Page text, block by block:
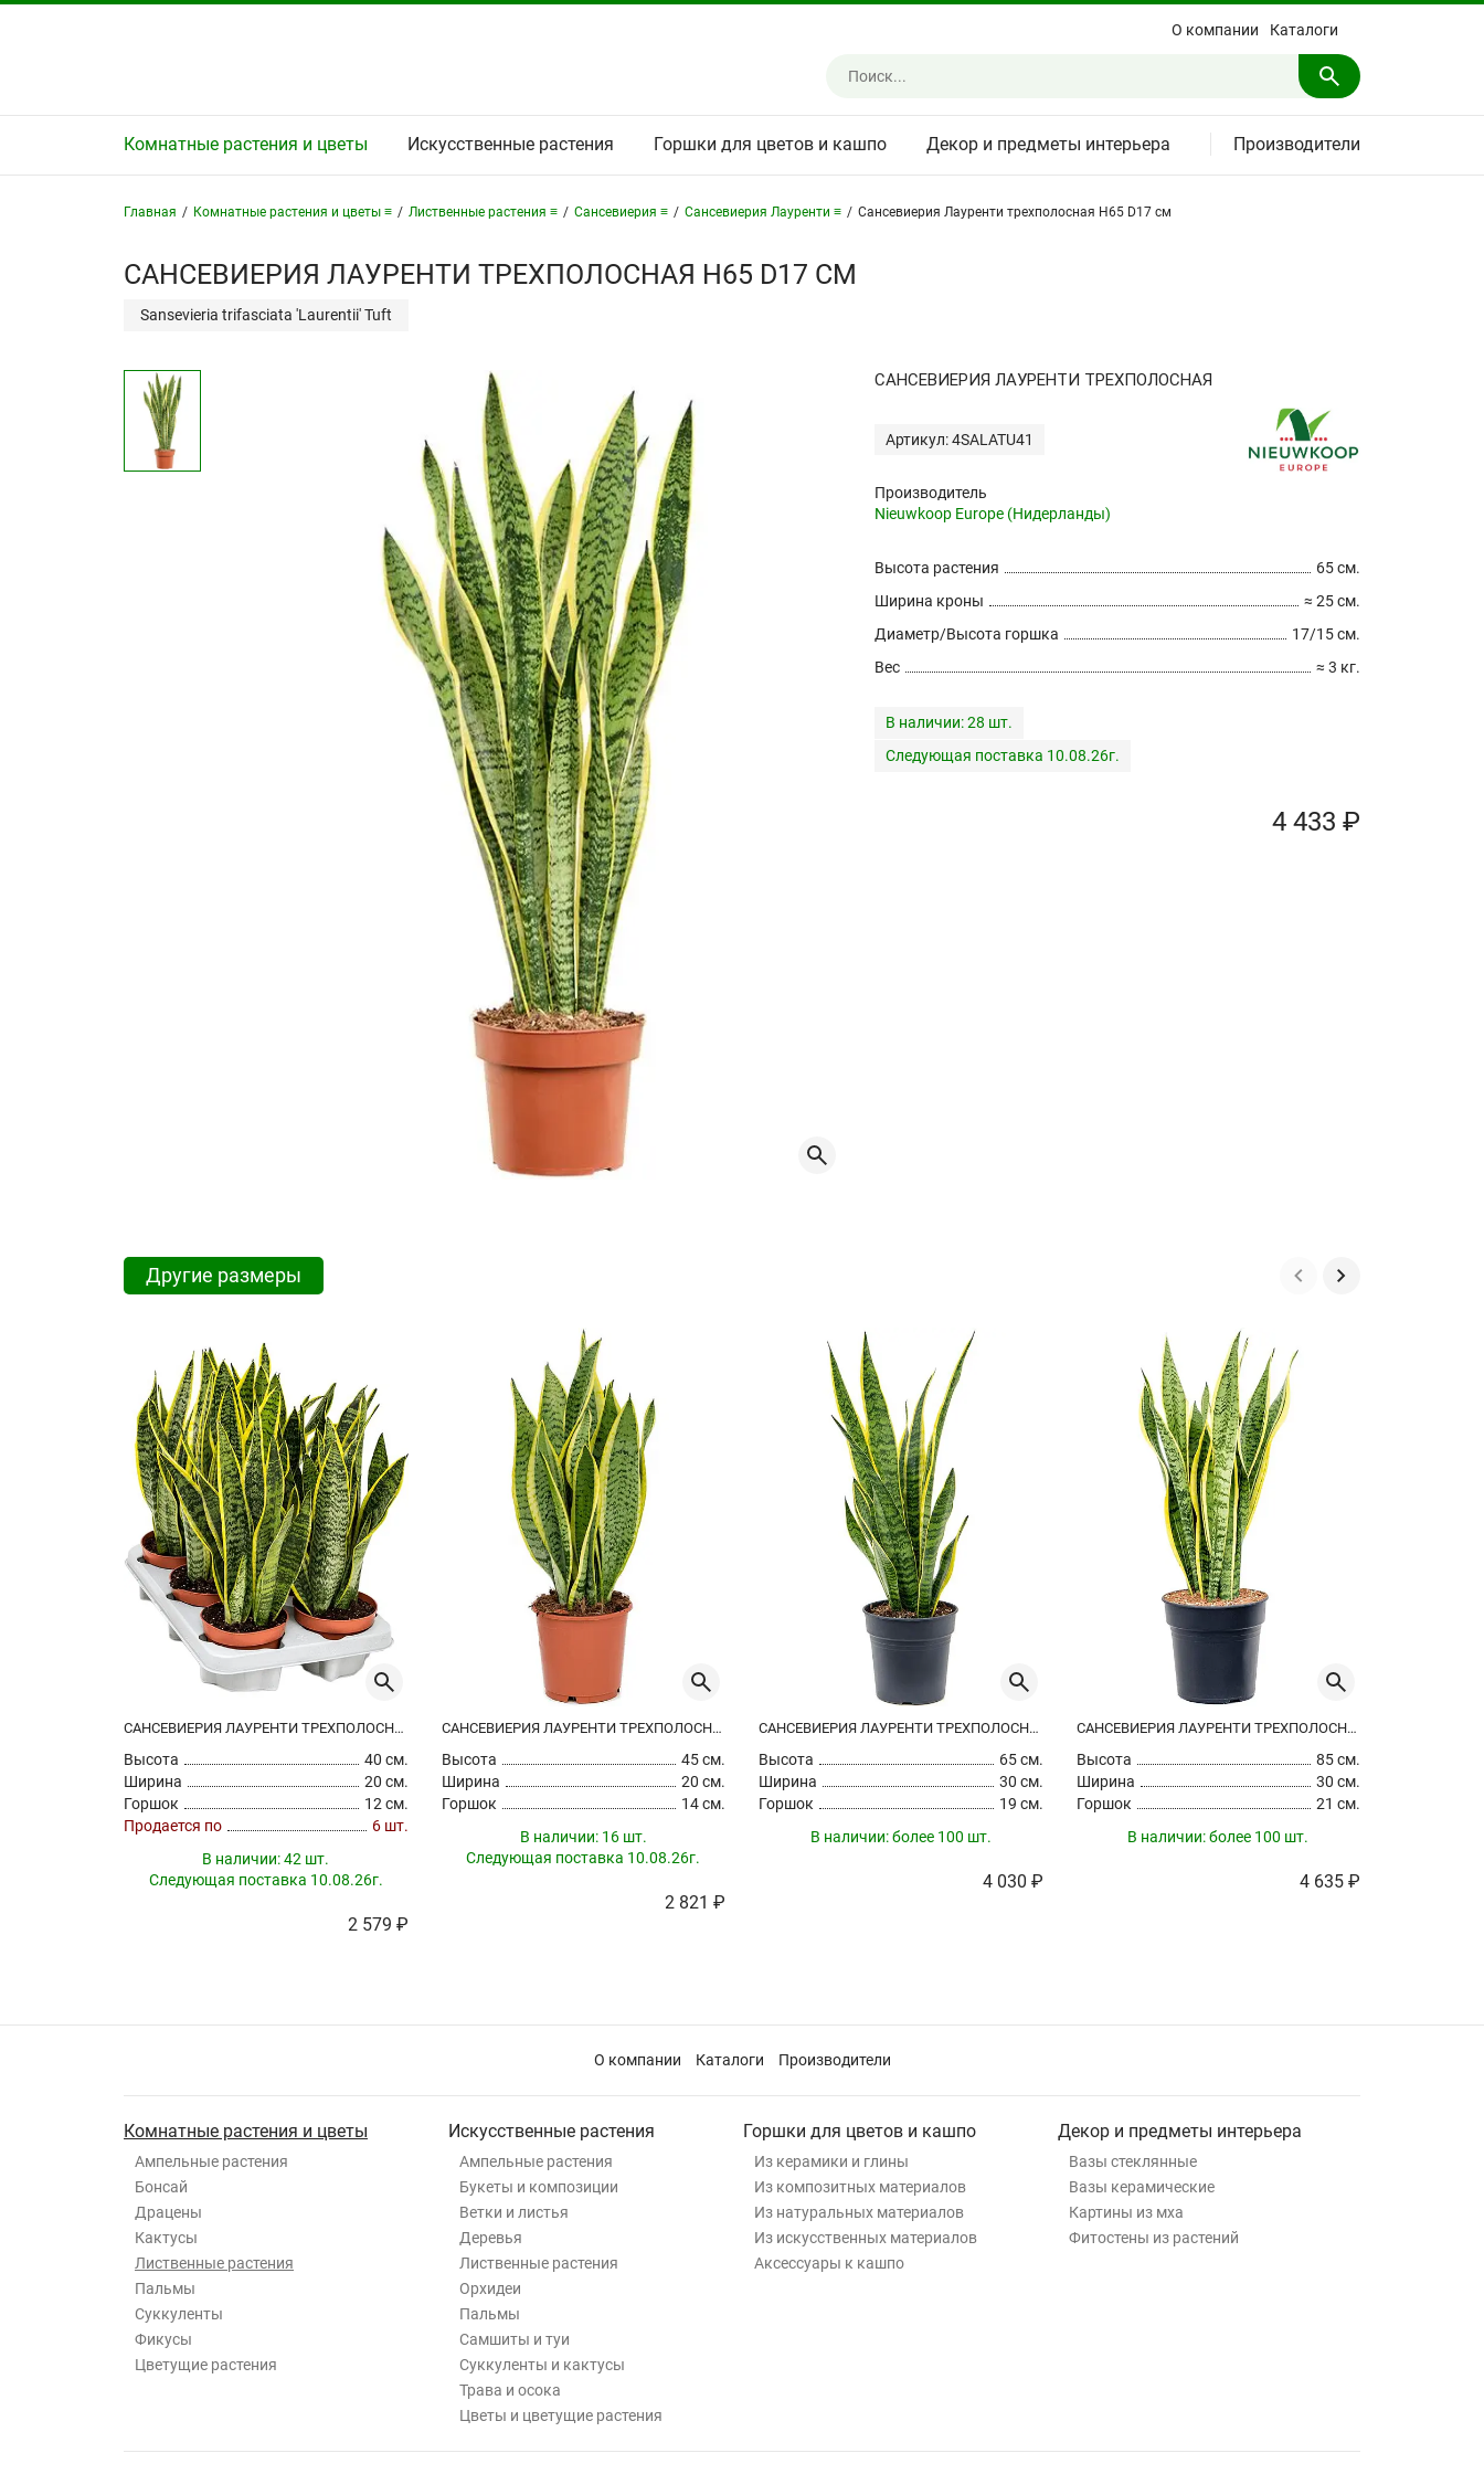
О компании Каталоги
Комнатные растения и цветы Искусственные растения Горшки для цветов и кашпо Декор и предметы интерьера Производители
Главная / Комнатные растения и цветы ≡ / Лиственные растения ≡ / Сансевиерия ≡ / Сансевиерия Лауренти ≡ / Сансевиерия Лауренти трехполосная H65 D17 см
САНСЕВИЕРИЯ ЛАУРЕНТИ ТРЕХПОЛОСНАЯ H65 D17 СМ
Sansevieria trifasciata 'Laurentii' Tuft
САНСЕВИЕРИЯ ЛАУРЕНТИ ТРЕХПОЛОСНАЯ
Артикул: 4SALATU41
Производитель
Nieuwkoop Europe (Нидерланды)
65 см.
Высота растения
≈ 25 см.
Ширина кроны
17/15 см.
Диаметр/Высота горшка
≈ 3 кг.
Вес
В наличии:28 шт.
Следующая поставка 10.08.26г.
4 433 ₽
Другие размеры
САНСЕВИЕРИЯ ЛАУРЕНТИ ТРЕХПОЛОСНАЯ
Высота
40 см.
Ширина
20 см.
Горшок
12 см.
Продается по
6 шт.
В наличии:42 шт.
Следующая поставка 10.08.26г.
2 579 ₽
САНСЕВИЕРИЯ ЛАУРЕНТИ ТРЕХПОЛОСНАЯ
Высота
45 см.
Ширина
20 см.
Горшок
14 см.
В наличии: 16 шт.
Следующая поставка 10.08.26г.
2 821 ₽
САНСЕВИЕРИЯ ЛАУРЕНТИ ТРЕХПОЛОСНАЯ
Высота
65 см.
Ширина
30 см.
Горшок
19 см.
В наличии:более 100 шт.
4 030 ₽
САНСЕВИЕРИЯ ЛАУРЕНТИ ТРЕХПОЛОСНАЯ
Высота
85 см.
Ширина
30 см.
Горшок
21 см.
В наличии:более 100 шт.
4 635 ₽
О компании Каталоги Производители
Комнатные растения и цветы
Ампельные растения
Бонсай
Драцены
Кактусы
Лиственные растения
Пальмы
Суккуленты
Фикусы
Цветущие растения
Искусственные растения
Ампельные растения
Букеты и композиции
Ветки и листья
Деревья
Лиственные растения
Орхидеи
Пальмы
Самшиты и туи
Суккуленты и кактусы
Трава и осока
Цветы и цветущие растения
Горшки для цветов и кашпо
Из керамики и глины
Из композитных материалов
Из натуральных материалов
Из искусственных материалов
Аксессуары к кашпо
Декор и предметы интерьера
Вазы стеклянные
Вазы керамические
Картины из мха
Фитостены из растений